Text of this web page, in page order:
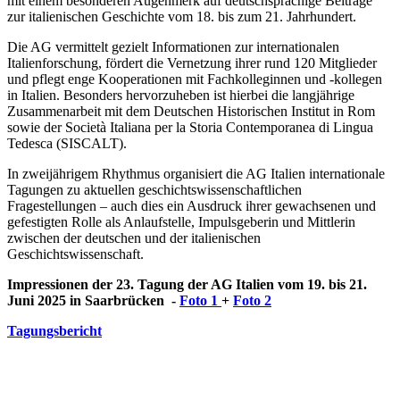
zur italienischen Geschichte vom 18. bis zum 21. Jahrhundert.
Die AG vermittelt gezielt Informationen zur internationalen
Italienforschung, fördert die Vernetzung ihrer rund 120 Mitglieder
und pflegt enge Kooperationen mit Fachkolleginnen und -kollegen
in Italien. Besonders hervorzuheben ist hierbei die langjährige
Zusammenarbeit mit dem Deutschen Historischen Institut in Rom
sowie der Società Italiana per la Storia Contemporanea di Lingua
Tedesca (SISCALT).
In zweijährigem Rhythmus organisiert die AG Italien internationale
Tagungen zu aktuellen geschichtswissenschaftlichen
Fragestellungen – auch dies ein Ausdruck ihrer gewachsenen und
gefestigten Rolle als Anlaufstelle, Impulsgeberin und Mittlerin
zwischen der deutschen und der italienischen
Geschichtswissenschaft.
Impressionen der 23. Tagung der AG Italien vom 19. bis 21.
Juni 2025 in Saarbrücken - Foto 1 + Foto 2
Tagungsbericht